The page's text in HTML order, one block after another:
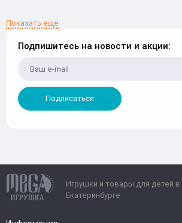
Показать еще
Подпишитесь на новости и акции:
Подписаться
Игрушки и товары для детей в
Екатеринбурге